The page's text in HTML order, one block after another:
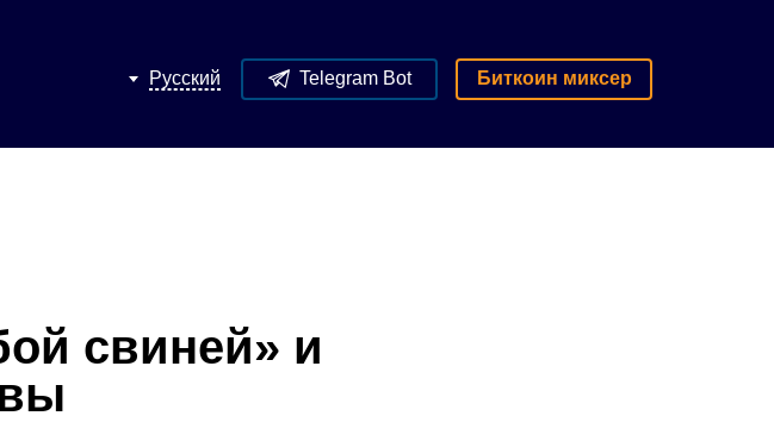
Русский Telegram Bot Биткоин миксер
свиней» и